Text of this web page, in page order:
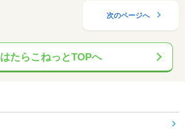
次のページへ
はたらこねっとTOPへ